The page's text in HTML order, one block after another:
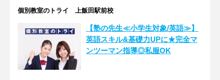
個別教室のトライ 上飯田駅前校
【塾の先生≪小学生対象/英語≫】
英語スキル&基礎力UPに★完全マ
ンツーマン指導◎私服OK